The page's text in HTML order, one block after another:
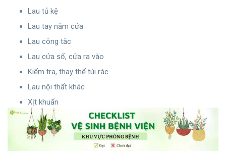
Lau tủ kệ
Lau tay nắm cửa
Lau công tắc
Lau cửa sổ, cửa ra vào
Kiểm tra, thay thế túi rác
Lau nội thất khác
Xịt khuẩn